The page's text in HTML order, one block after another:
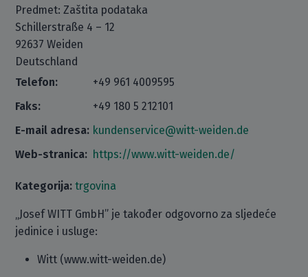
Predmet: Zaštita podataka
Schillerstraße 4 – 12
92637 Weiden
Deutschland
Telefon:
+49 961 4009595
Faks:
+49 180 5 212101
E-mail adresa: kundenservice@witt-weiden.de
Web-stranica: https://www.witt-weiden.de/
Kategorija: trgovina
„Josef WITT GmbH” je također odgovorno za sljedeće
jedinice i usluge:
Witt (www.witt-weiden.de)